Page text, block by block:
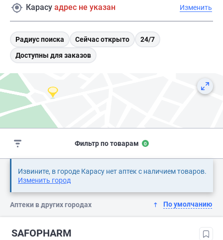
Карасу адрес не указан Изменить
Радиус поиска Сейчас открыто
24/7
Доступны для заказов
Фильтр по товарам 0
Извините, в городе Карасу нет аптек с наличием товаров.
Изменить город
Аптеки в других городах По умолчанию
SAFOPHARM